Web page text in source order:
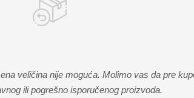
veličina nije moguća. Molimo vas da pre
ili pogrešno isporučenog proizvoda.